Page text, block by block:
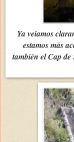
Ya veiamos
estamos más
también el Cap